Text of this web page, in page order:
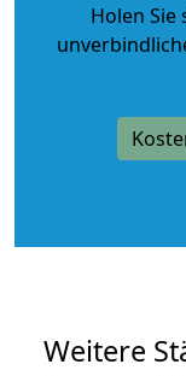
Holen
Weitere